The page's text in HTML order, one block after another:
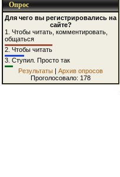
Опрос
Для чего вы регистрировались на
сайте?
1. Чтобы читать, комментировать,
общаться
2. Чтобы читать
3. Ступил. Просто так
Результаты | Архив опросов
Проголосовало: 178